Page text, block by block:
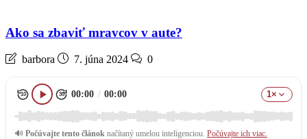
Ako sa zbaviť mravcov v aute?
barbora 7. júna 2024 0
10 30 00:00 / 00:00 1×
🔊 Počúvajte tento článok načítaný umelou inteligenciou. Počúvajte ich viac.